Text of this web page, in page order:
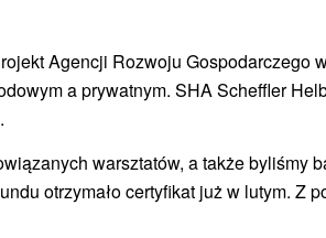
Agencji Rozwoju
a prywatnym. SHA Scheffler
warsztatów, a także byliśmy
otrzymało certyfikat już w lutym. Z